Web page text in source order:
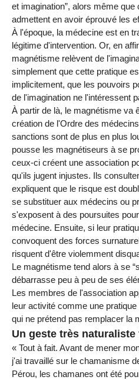
et imagination”, alors même
admettent en avoir éprouvé les
À l'époque, la médecine est en
légitime d'intervention. Or, en
magnétisme relèvent de
simplement que cette pratique
implicitement, que les pouvoirs
de l'imagination ne l'intéressent
À partir de là, le magnétisme va
création de l'Ordre des
sanctions sont de plus en plus
pousse les magnétiseurs à se
ceux-ci créent une association
qu'ils jugent injustes. Ils
expliquent que le risque est
se substituer aux médecins ou
s'exposent à des poursuites
médecine. Ensuite, si leur
convoquent des forces
risquent d'être violemment
Le magnétisme tend alors à se
débarrasse peu à peu de ses
Les membres de l'association
leur activité comme une
qui ne prétend pas remplacer la
Un geste très naturaliste
« Tout à fait. Avant de mener
j'ai travaillé sur le chamanisme
Pérou, les chamanes ont été